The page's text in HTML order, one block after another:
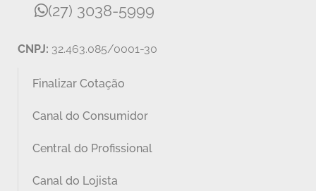
(27) 3038-5999
CNPJ: 32.463.085/0001-30
Finalizar Cotação
Canal do Consumidor
Central do Profissional
Canal do Lojista